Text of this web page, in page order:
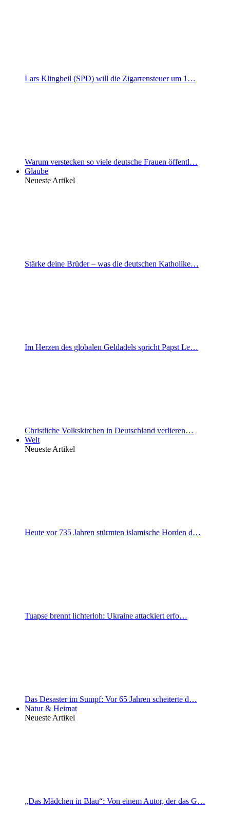
Lars Klingbeil (SPD) will die Zigarrensteuer um 1…
Warum verstecken so viele deutsche Frauen öffentl…
Glaube
Neueste Artikel
Stärke deine Brüder – was die deutschen Katholike…
Im Herzen des globalen Geldadels spricht Papst Le…
Christliche Volkskirchen in Deutschland verlieren…
Welt
Neueste Artikel
Heute vor 735 Jahren stürmten islamische Horden d…
Tuapse brennt lichterloh: Ukraine attackiert erfo…
Das Desaster im Sumpf: Vor 65 Jahren scheiterte d…
Natur & Heimat
Neueste Artikel
„Das Mädchen in Blau“: Von einem Autor, der das G…